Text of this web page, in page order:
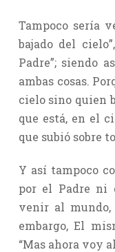
Tampoco sería
bajado del
Padre”; siendo
ambas cosas.
cielo sino quien
que está, en el
que subió sobre
Y así tampoco
por el Padre ni
venir al
embargo, El
“Mas ahora voy